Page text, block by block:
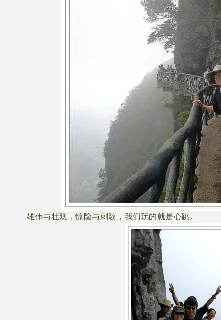
雄伟与壮观，惊险与刺激，我们玩的就是心跳。